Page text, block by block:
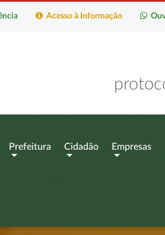
Acesso à Informação
Prefeitura Cidadão Empresas